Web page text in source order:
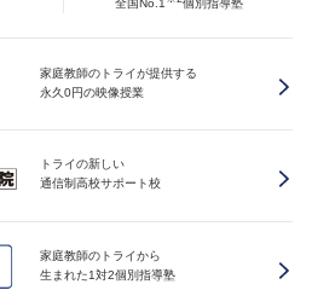
全国No.1
個別指導塾
家庭教師のトライが提供する
永久0円の映像授業
トライの新しい
通信制高校サポート校
家庭教師のトライから
生まれた1対2個別指導塾